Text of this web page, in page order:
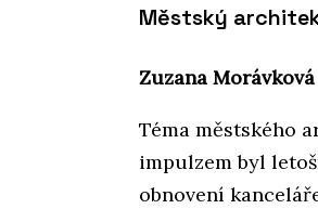
Městský
Zuzana Morávková
Téma městského
impulzem byl
obnovení